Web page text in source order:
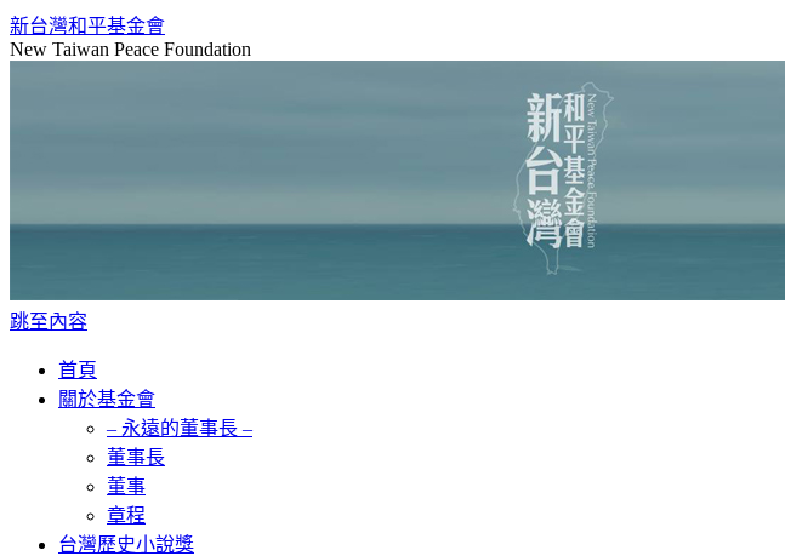
新台灣和平基金會
New Taiwan Peace Foundation
跳至內容
首頁
關於基金會
– 永遠的董事長 –
董事長
董事
章程
台灣歷史小說獎